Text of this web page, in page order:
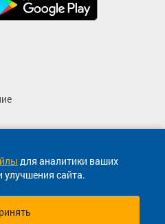
для аналитики ваших
улучшения сайта.
сообщения